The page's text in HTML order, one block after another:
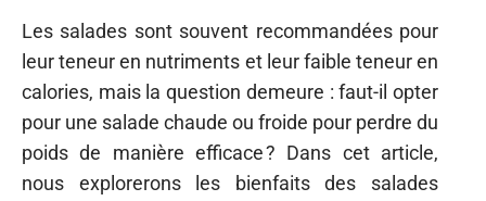
Les salades sont souvent recommandées pour
leur teneur en nutriments et leur faible teneur en
calories, mais la question demeure : faut-il opter
pour une salade chaude ou froide pour perdre du
poids de manière efficace ? Dans cet article,
nous explorerons les bienfaits des salades